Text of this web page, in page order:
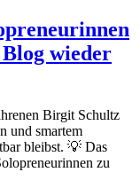
wieder
Birgit Schultz
und smartem
bleibst. 💡 Das
zu